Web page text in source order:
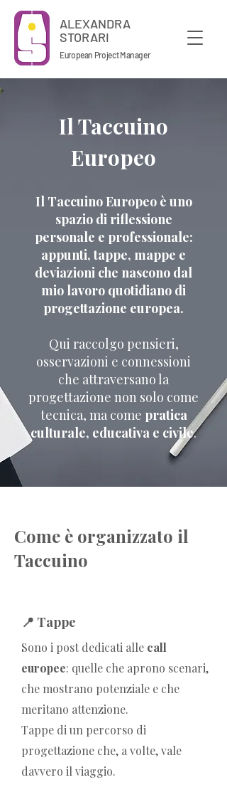
ALEXANDRA
STORARI
European Project Manager
Il Taccuino
Europeo
Il Taccuino Europeo è uno
spazio di riflessione
personale e professionale:
appunti, tappe, mappe e
deviazioni che nascono dal
mio lavoro quotidiano di
progettazione europea.
Qui raccolgo pensieri,
osservazioni e connessioni
che attraversano la
progettazione non solo come
tecnica, ma come pratica
culturale, educativa e civile.
Come è organizzato il
Taccuino
📍 Tappe
Sono i post dedicati alle call
europee: quelle che aprono scenari,
che mostrano potenziale e che
meritano attenzione.
Tappe di un percorso di
progettazione che, a volte, vale
davvero il viaggio.